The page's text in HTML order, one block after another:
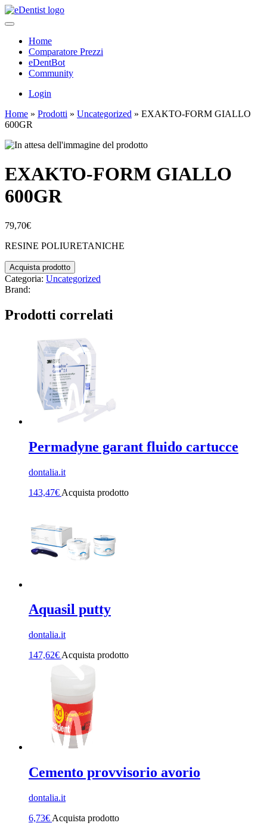
Home
Comparatore Prezzi
eDentBot
Community
Login
Home » Prodotti » Uncategorized » EXAKTO-FORM GIALLO
600GR
EXAKTO-FORM GIALLO
600GR
79,70€
RESINE POLIURETANICHE
Acquista prodotto
Categoria: Uncategorized
Brand:
Prodotti correlati
Permadyne garant fluido cartucce
dontalia.it
143,47€ Acquista prodotto
Aquasil putty
dontalia.it
147,62€ Acquista prodotto
Cemento provvisorio avorio
dontalia.it
6,73€ Acquista prodotto